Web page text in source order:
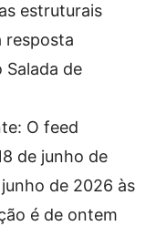
estruturais
resposta
de
O feed
de junho de
de 2026 às
é de ontem